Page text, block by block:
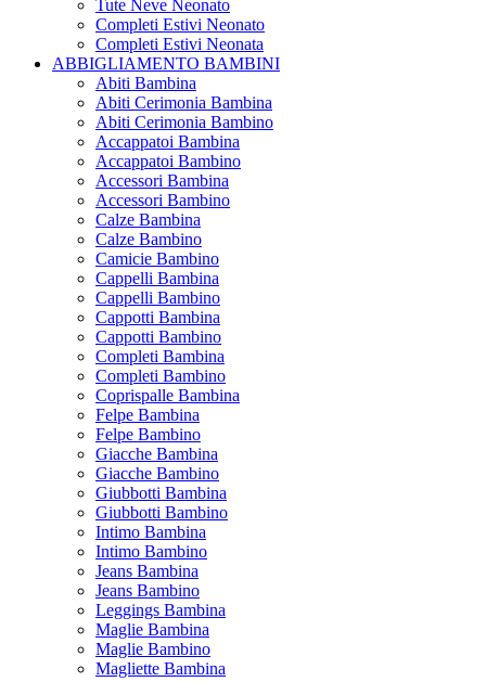
Tute Neve Neonato
Completi Estivi Neonato
Completi Estivi Neonata
ABBIGLIAMENTO BAMBINI
Abiti Bambina
Abiti Cerimonia Bambina
Abiti Cerimonia Bambino
Accappatoi Bambina
Accappatoi Bambino
Accessori Bambina
Accessori Bambino
Calze Bambina
Calze Bambino
Camicie Bambino
Cappelli Bambina
Cappelli Bambino
Cappotti Bambina
Cappotti Bambino
Completi Bambina
Completi Bambino
Coprispalle Bambina
Felpe Bambina
Felpe Bambino
Giacche Bambina
Giacche Bambino
Giubbotti Bambina
Giubbotti Bambino
Intimo Bambina
Intimo Bambino
Jeans Bambina
Jeans Bambino
Leggings Bambina
Maglie Bambina
Maglie Bambino
Magliette Bambina